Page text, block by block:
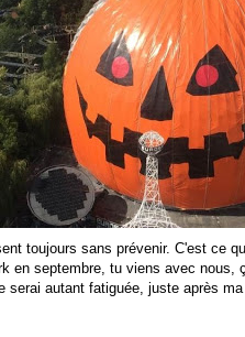
toujours sans prévenir. C'est ce
en septembre, tu viens avec
serai autant fatiguée, juste après